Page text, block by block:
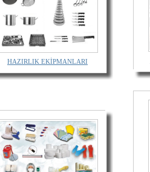
HAZIRLIK EKİPMANLARI